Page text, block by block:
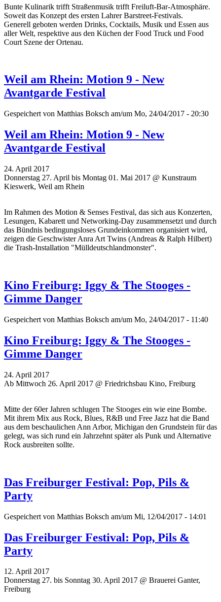
Bunte Kulinarik trifft Straßenmusik trifft Freiluft-Bar-Atmosphäre.
Soweit das Konzept des ersten Lahrer Barstreet-Festivals.
Generell geboten werden Drinks, Cocktails, Musik und Essen aus
aller Welt, respektive aus den Küchen der Food Truck und Food
Court Szene der Ortenau.
Weil am Rhein: Motion 9 - New
Avantgarde Festival
Gespeichert von Matthias Boksch am/um Mo, 24/04/2017 - 20:30
Weil am Rhein: Motion 9 - New
Avantgarde Festival
24. April 2017
Donnerstag 27. April bis Montag 01. Mai 2017 @ Kunstraum
Kieswerk, Weil am Rhein
Im Rahmen des Motion & Senses Festival, das sich aus Konzerten,
Lesungen, Kabarett und Networking-Day zusammensetzt und durch
das Bündnis bedingungsloses Grundeinkommen organisiert wird,
zeigen die Geschwister Anra Art Twins (Andreas & Ralph Hilbert)
die Trash-Installation "Mülldeutschlandmonster".
Kino Freiburg: Iggy & The Stooges -
Gimme Danger
Gespeichert von Matthias Boksch am/um Mo, 24/04/2017 - 11:40
Kino Freiburg: Iggy & The Stooges -
Gimme Danger
24. April 2017
Ab Mittwoch 26. April 2017 @ Friedrichsbau Kino, Freiburg
Mitte der 60er Jahren schlugen The Stooges ein wie eine Bombe.
Mit ihrem Mix aus Rock, Blues, R&B und Free Jazz hat die Band
aus dem beschaulichen Ann Arbor, Michigan den Grundstein für das
gelegt, was sich rund ein Jahrzehnt später als Punk und Alternative
Rock ausbreiten sollte.
Das Freiburger Festival: Pop, Pils &
Party
Gespeichert von Matthias Boksch am/um Mi, 12/04/2017 - 14:01
Das Freiburger Festival: Pop, Pils &
Party
12. April 2017
Donnerstag 27. bis Sonntag 30. April 2017 @ Brauerei Ganter,
Freiburg